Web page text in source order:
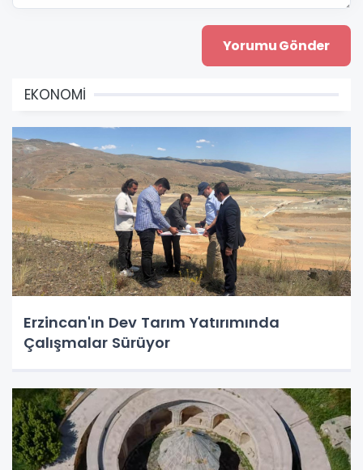
EKONOMİ
Erzincan'ın Dev Tarım Yatırımında
Çalışmalar Sürüyor